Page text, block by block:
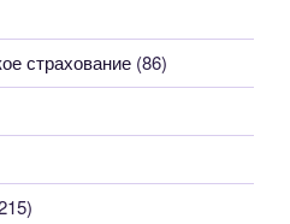
страхование (86)